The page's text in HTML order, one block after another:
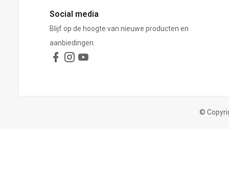
Social media
Blijf op de hoogte van nieuwe producten en
aanbiedingen.
©